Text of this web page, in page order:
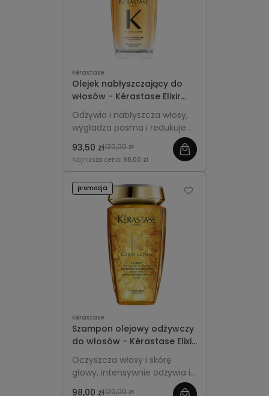
Kérastase
Olejek nabłyszczający do
włosów - Kérastase Elixir
Ultime 30ml
Odżywia i nabłyszcza włosy,
wygładza pasma i redukuje
puszenie. Idealna pojemność
podróżna do codziennej
pielęgnacji.
93,50 zł120,00 zł
Najniższa cena: 98,00 zł
Kérastase
Szampon olejowy odżywczy
do włosów - Kérastase Elixir
Ultime 250ml
Oczyszcza włosy i skórę
głowy, intensywnie odżywia i
wygładza pasma, nadając im
98,00 zł120,00 zł
promocja